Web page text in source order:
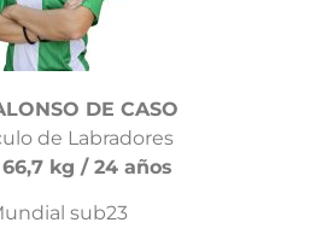
DE CASO
de Labradores
kg / 24 años
sub23